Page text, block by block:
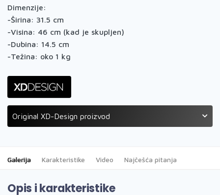
Dimenzije:
-Širina: 31.5 cm
-Visina: 46 cm (kad je skupljen)
-Dubina: 14.5 cm
-Težina: oko 1 kg
Original XD-Design proizvod
Galerija Karakteristike Video Najčešća pitanja
Opis i karakteristike